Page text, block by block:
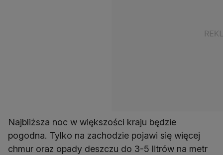
Najbliższa noc w większości kraju będzie
pogodna. Tylko na zachodzie pojawi się więcej
chmur oraz opady deszczu do 3-5 litrów na metr